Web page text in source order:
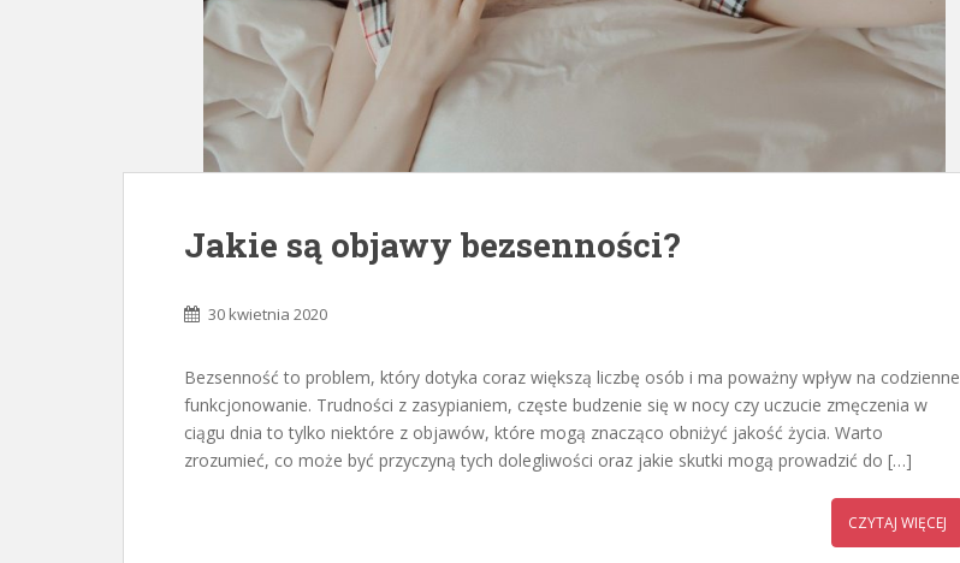
Jakie są objawy bezsenności?
30 kwietnia 2020
Bezsenność to problem, który dotyka coraz większą liczbę osób i ma poważny wpływ na codzienne
funkcjonowanie. Trudności z zasypianiem, częste budzenie się w nocy czy uczucie zmęczenia w
ciągu dnia to tylko niektóre z objawów, które mogą znacząco obniżyć jakość życia. Warto
zrozumieć, co może być przyczyną tych dolegliwości oraz jakie skutki mogą prowadzić do […]
CZYTAJ WIĘCEJ